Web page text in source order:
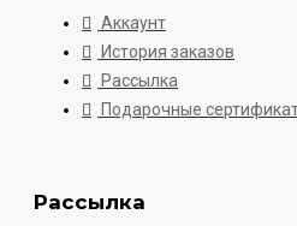
Аккаунт
История заказов
Рассылка
Подарочные
Рассылка